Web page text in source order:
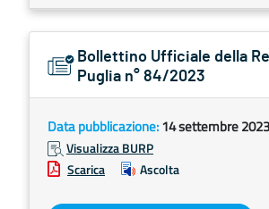
Bollettino Ufficiale della
Puglia n° 84/2023
Data pubblicazione:14 settembre 2023
Visualizza BURP
Scarica
Ascolta